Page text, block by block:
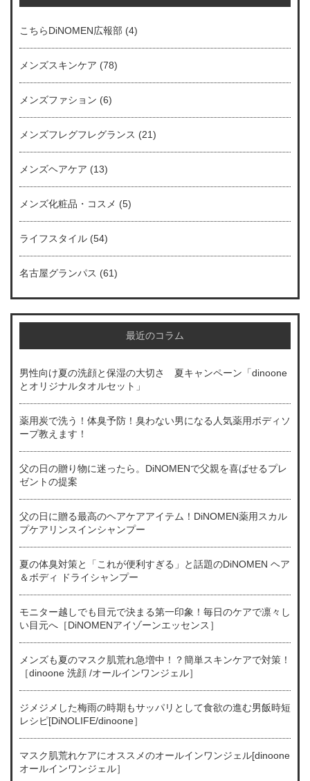
こちらDiNOMEN広報部 (4)
メンズスキンケア (78)
メンズファション (6)
メンズフレグフレグランス (21)
メンズヘアケア (13)
メンズ化粧品・コスメ (5)
ライフスタイル (54)
名古屋グランパス (61)
最近のコラム
男性向け夏の洗顔と保湿の大切さ 夏キャンペーン「dinoone
とオリジナルタオルセット」
薬用炭で洗う！体臭予防！臭わない男になる人気薬用ボディソ
ープ教えます！
父の日の贈り物に迷ったら。DiNOMENで父親を喜ばせるプレ
ゼントの提案
父の日に贈る最高のヘアケアアイテム！DiNOMEN薬用スカル
プケアリンスインシャンプー
夏の体臭対策と「これが便利すぎる」と話題のDiNOMEN ヘア
＆ボディ ドライシャンプー
モニター越しでも目元で決まる第一印象！毎日のケアで凛々し
い目元へ［DiNOMENアイゾーンエッセンス］
メンズも夏のマスク肌荒れ急増中！？簡単スキンケアで対策！
［dinoone 洗顔 /オールインワンジェル］
ジメジメした梅雨の時期もサッパリとして食欲の進む男飯時短
レシピ[DiNOLIFE/dinoone］
マスク肌荒れケアにオススメのオールインワンジェル[dinoone
オールインワンジェル］